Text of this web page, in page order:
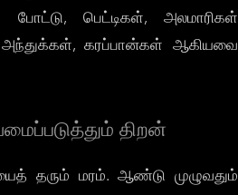
போட்டு, பெட்டிகள், அலமாரிகள்
கரப்பான்கள் ஆகியவை
திறன்
தரும் மரம். ஆண்டு முழுவதும்